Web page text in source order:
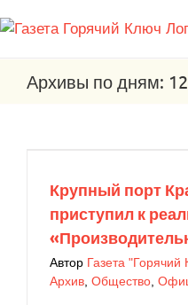
Архивы по дням:
Архив
Крупный порт
приступил к
Автор Газета "Горячий
Архив Общество